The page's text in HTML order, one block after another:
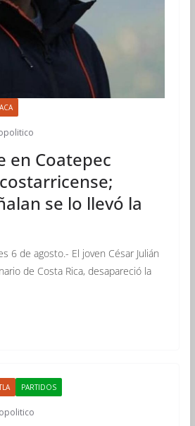
en Coatepec
se lo llevó la
6 de agosto.- El joven César Julián
de Costa Rica, desapareció la
PARTIDOS